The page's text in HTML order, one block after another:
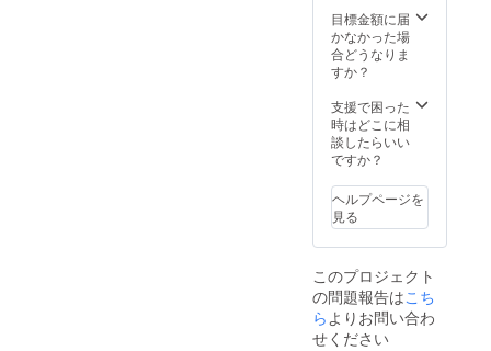
目標金額に届
かなかった場
合どうなりま
すか？
支援で困った
時はどこに相
談したらいい
ですか？
ヘルプページを
見る
このプロジェクト
の問題報告はこち
らよりお問い合わ
せください